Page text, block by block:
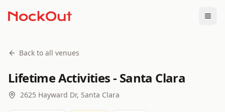
Back to all venues
Lifetime Activities - Santa Clara
2625 Hayward Dr, Santa Clara